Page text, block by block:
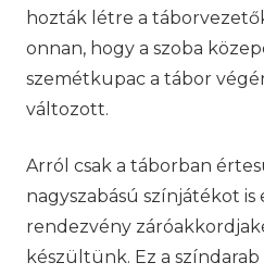
hozták létre a
onnan, hogy a szoba
szemétkupac a tábor
változott.
Arról csak a táborban
nagyszabású színjátékot
rendezvény
készültünk. Ez a